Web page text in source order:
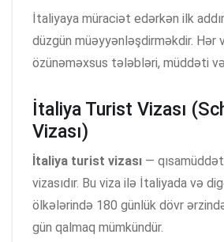
İtaliyaya müraciət edərkən ilk
düzgün müəyyənləşdirməkdir. Hər
özünəməxsus tələbləri, müddəti
İtaliya Turist Vizası
Vizası)
İtaliya turist vizası —
vizasıdır. Bu viza ilə İtaliyada və
ölkələrində 180 günlük dövr
gün qalmaq mümkündür.